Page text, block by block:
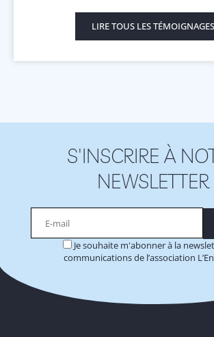
LIRE TOUS LES TÉMOIGNAGES
S'INSCRIRE À
NEWSLETTER
Je souhaite m'abonner à la
communications de l’association